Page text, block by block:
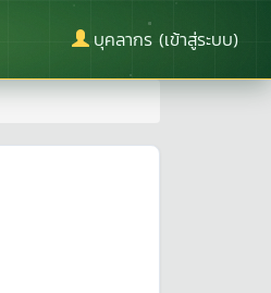
บุคลากร (เข้าสู่ระบบ)